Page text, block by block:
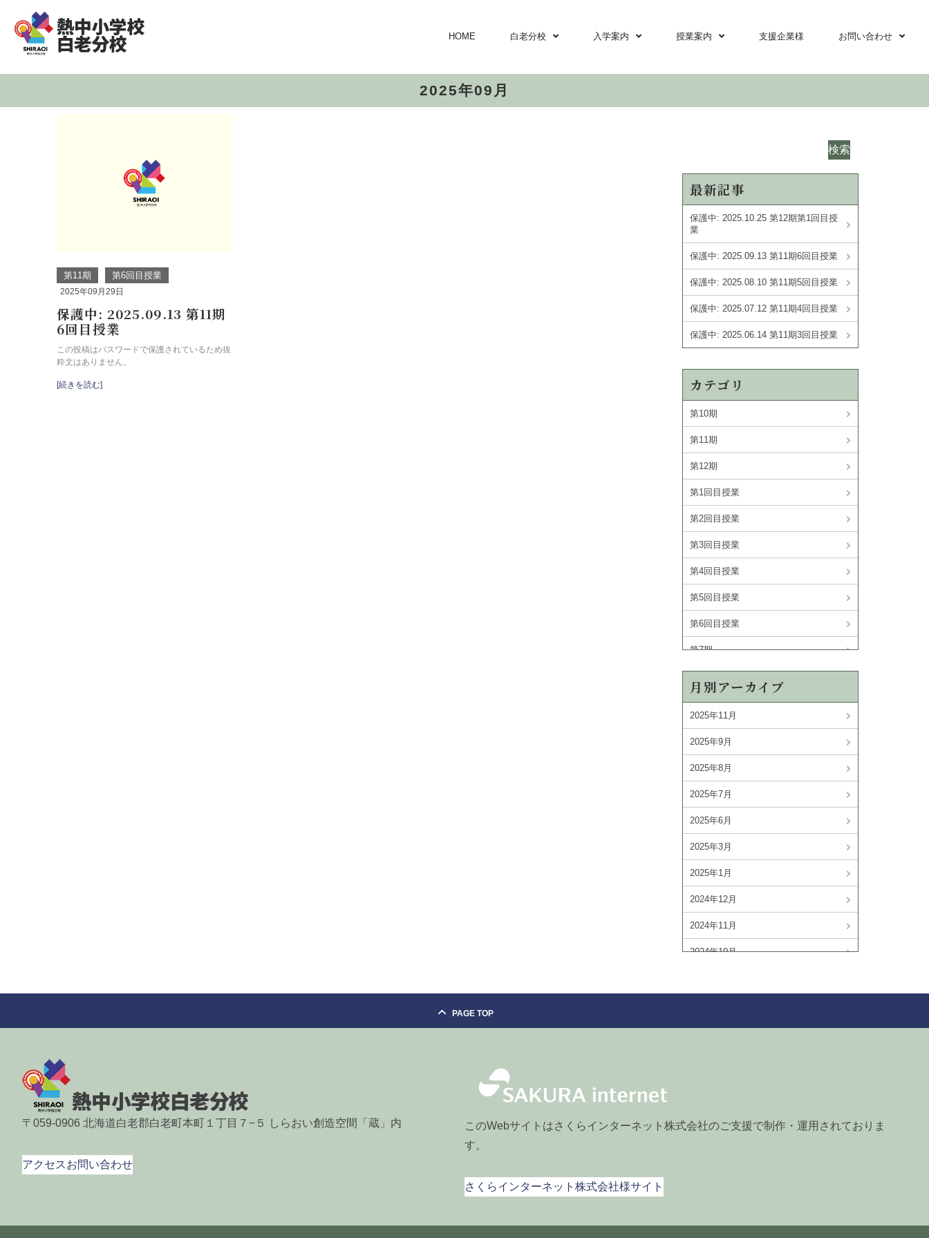
HOME 白老分校 入学案内 授業案内 支援企業様 お問い合わせ
2025年09月
第11期 第6回目授業
2025年09月29日
保護中: 2025.09.13 第11期
6回目授業
この投稿はパスワードで保護されているため抜
粋文はありません。
[続きを読む]
検索
最新記事
保護中: 2025.10.25 第12期第1回目授
業
保護中: 2025.09.13 第11期6回目授業
保護中: 2025.08.10 第11期5回目授業
保護中: 2025.07.12 第11期4回目授業
保護中: 2025.06.14 第11期3回目授業
カテゴリ
第10期
第11期
第12期
第1回目授業
第2回目授業
第3回目授業
第4回目授業
第5回目授業
第6回目授業
第7期
第9期
月別アーカイブ
2025年11月
2025年9月
2025年8月
2025年7月
2025年6月
2025年3月
2025年1月
2024年12月
2024年11月
2024年10月
2024年7月
PAGE TOP
〒059-0906 北海道白老郡白老町本町１丁目７−５ しらおい創造空間「蔵」内
アクセスお問い合わせ
このWebサイトはさくらインターネット株式会社のご支援で制作・運用されておりま
す。
さくらインターネット株式会社様サイト